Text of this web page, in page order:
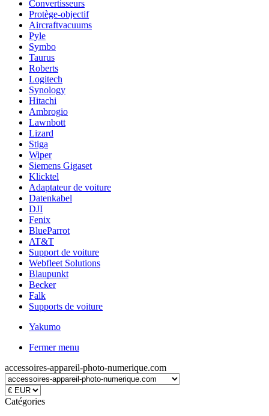
Convertisseurs
Protège-objectif
Aircraftvacuums
Pyle
Symbo
Taurus
Roberts
Logitech
Synology
Hitachi
Ambrogio
Lawnbott
Lizard
Stiga
Wiper
Siemens Gigaset
Klicktel
Adaptateur de voiture
Datenkabel
DJI
Fenix
BlueParrot
AT&T
Support de voiture
Webfleet Solutions
Blaupunkt
Becker
Falk
Supports de voiture
Yakumo
Fermer menu
accessoires-appareil-photo-numerique.com
Catégories